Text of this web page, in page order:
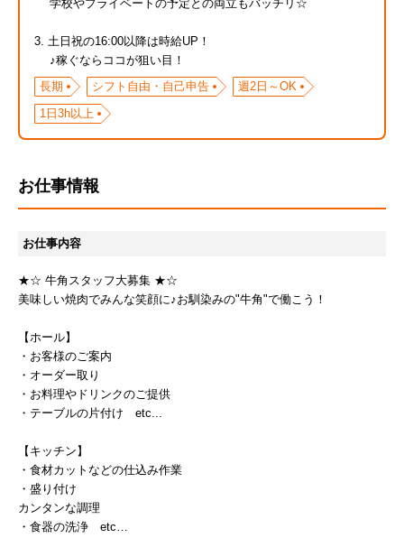
学校やプライベートの予定との両立もバッチリ☆
3. 土日祝の16:00以降は時給UP！
♪稼ぐならココが狙い目！
長期
シフト自由・自己申告
週2日～OK
1日3h以上
お仕事情報
お仕事内容
★☆ 牛角スタッフ大募集 ★☆
美味しい焼肉でみんな笑顔に♪お馴染みの"牛角"で働こう！
【ホール】
・お客様のご案内
・オーダー取り
・お料理やドリンクのご提供
・テーブルの片付け etc...
【キッチン】
・食材カットなどの仕込み作業
・盛り付け
カンタンな調理
・食器の洗浄 etc…